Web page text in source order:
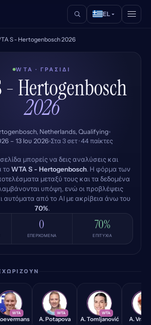
EL
S - Hertogenbosch 2026
WTA · ΓΡΑΣΊΔΙ
- Hertogenbosch
2026
Netherlands, Qualifying
– 13 Ιου 2026 Στα 3 σετ · 44 παίκτες
μπορείς να δεις αναλύσεις και
τοWTA S - Hertogenbosch. Η φόρμα των
μεταξύ τους και τα δεδομένα
υπόψη, ενώ οι προβλέψεις
αυτόματα από το AI με ακρίβεια άνω του
70%.
0
ΕΠΕΡΧΌΜΕΝΑ
70%
ΕΠΙΤΥΧΊΑ
AK
WTA
AP
WTA
A. Potapova
AT
WTA
A. Tomljanović
AV
A.